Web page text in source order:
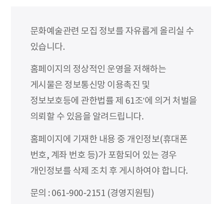
문화예술관련 모집 정보를 자유롭게 올리실 수
있습니다.
홈페이지의 정상적인 운영을 저해하는
게시물은 정보통신망 이용촉진 및
정보보호등에 관한법률 제 61조’에 의거 처벌을
의뢰할 수 있음을 알려드립니다.
홈페이지에 기재한 내용 중 개인정보(휴대폰
번호, 계좌 번호 등)가 포함되어 있는 경우
개인정보를 삭제 조치 후 게시하여야 합니다.
문의 : 061-900-2151 (경영지원팀)